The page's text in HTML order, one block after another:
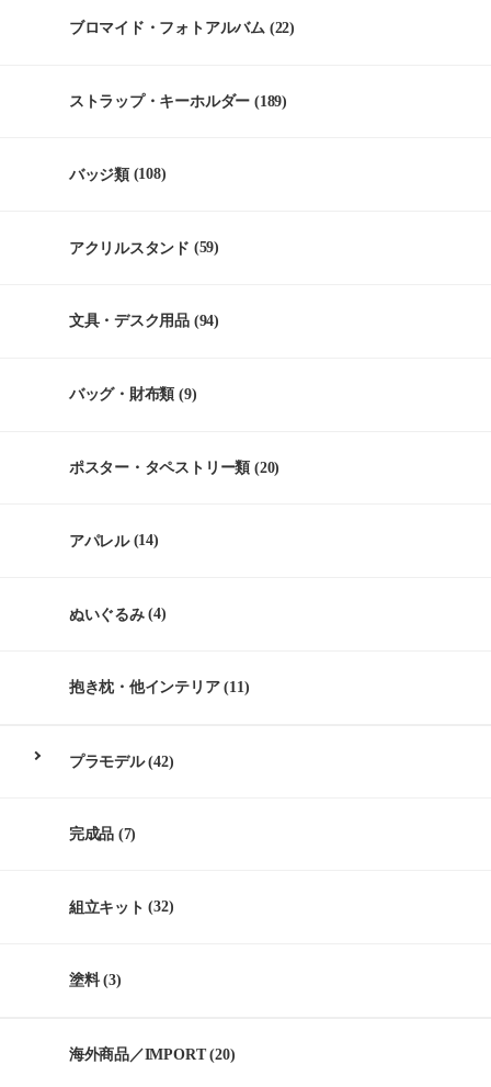
ブロマイド・フォトアルバム (22)
ストラップ・キーホルダー (189)
バッジ類(108)
アクリルスタンド (59)
文具・デスク用品 (94)
バッグ・財布類 (9)
ポスター・タペストリー類 (20)
アパレル(14)
ぬいぐるみ(4)
抱き枕・他インテリア(11)
プラモデル(42)
完成品 (7)
組立キット (32)
塗料(3)
海外商品／IMPORT(20)